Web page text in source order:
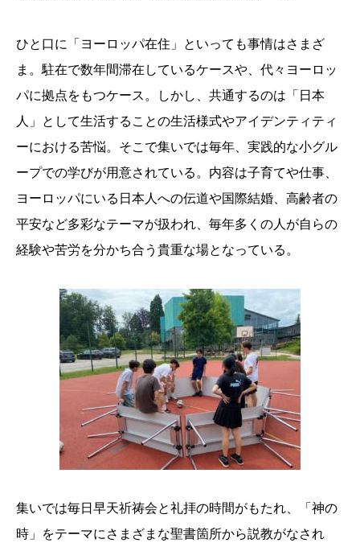
ひと口に「ヨーロッパ在住」といっても事情はさまざ
ま。駐在で数年間滞在しているケースや、代々ヨーロッ
パに拠点をもつケース。しかし、共通するのは「日本
人」として生活することの生活様式やアイデンティティ
ーにおける苦悩。そこで集いでは毎年、実践的な小グル
ープでの学びが用意されている。内容は子育てや仕事、
ヨーロッパにいる日本人への伝道や国際結婚、高齢者の
平安など多彩なテーマが扱われ、毎年多くの人が自らの
経験や苦労を分かち合う貴重な場となっている。
集いでは毎日早天祈祷会と礼拝の時間がもたれ、「神の
時」をテーマにさまざまな聖書箇所から説教がなされ